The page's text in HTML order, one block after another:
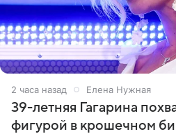
2 часа назад Елена Нужная
39-летняя Гагарина
фигурой в крошечном